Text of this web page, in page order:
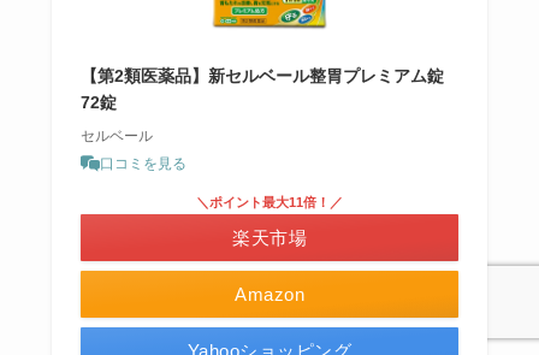
【第2類医薬品】新セルベール整胃プレミアム錠
72錠
セルベール
口コミを見る
Amazon
＼ポイント最大11倍！／
楽天市場
Yahooショッピング